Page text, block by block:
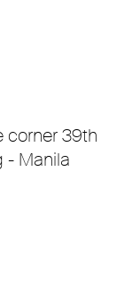
corner 39th
- Manila